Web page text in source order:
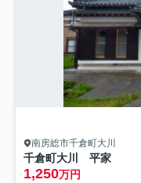
南房総市千倉町大川
千倉町大川 平家
1,250万円